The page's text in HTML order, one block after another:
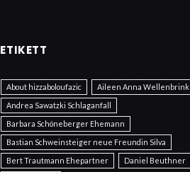
ETIKETT
About hizzaboloufazic
Aileen Anna Wellenbrink
Andrea Sawatzki Schlaganfall
Barbara Schöneberger Ehemann
Bastian Schweinsteiger neue Freundin Silva
Bert Trautmann Ehepartner
Daniel Beuthner